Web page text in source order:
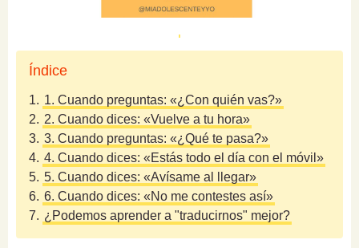
Índice
1. 1. Cuando preguntas: «¿Con quién vas?»
2. 2. Cuando dices: «Vuelve a tu hora»
3. 3. Cuando preguntas: «¿Qué te pasa?»
4. 4. Cuando dices: «Estás todo el día con el móvil»
5. 5. Cuando dices: «Avísame al llegar»
6. 6. Cuando dices: «No me contestes así»
7. ¿Podemos aprender a "traducirnos" mejor?